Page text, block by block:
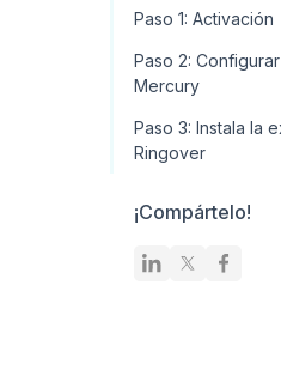
Paso 1: Activación
Paso 2:
Mercury
Paso 3: Instala la
Ringover
¡Compártelo!